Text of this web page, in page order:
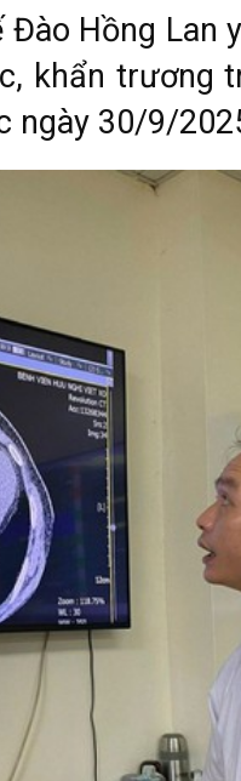
Hồng Lan
khẩn trương
ngày 30/9/